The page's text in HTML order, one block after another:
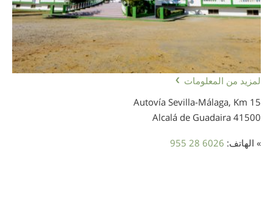
لمزيد من المعلومات
Autovía Sevilla-Málaga, Km 15
41500 Alcalá de Guadaira
» الهاتف: 955 28 6026